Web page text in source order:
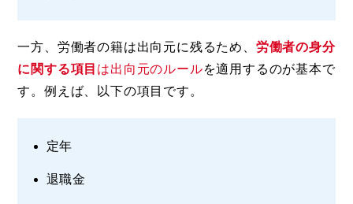
一方、労働者の籍は出向元に残るため、 労働者の身分
に関する項目 は出向元のルールを適用するのが基本で
す。例えば、以下の項目です。
定年
退職金